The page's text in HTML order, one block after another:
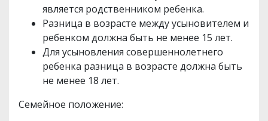
является родственником ребенка.
Разница в возрасте между усыновителем и
ребенком должна быть не менее 15 лет.
Для усыновления совершеннолетнего
ребенка разница в возрасте должна быть
не менее 18 лет.
Семейное положение: